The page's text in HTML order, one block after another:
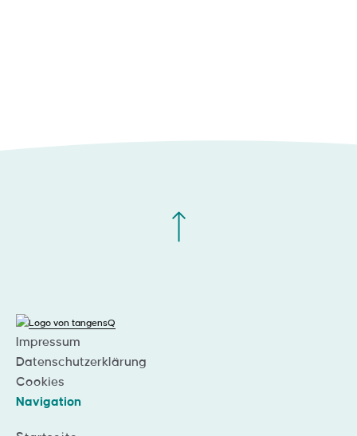
Impressum
Datenschutzerklärung
Cookies
Navigation